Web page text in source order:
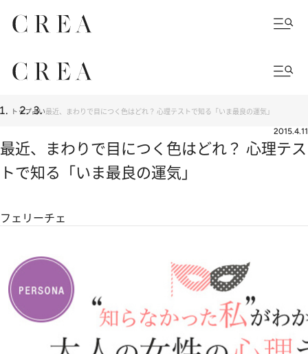
トップ占い最近、まわりで目につく色はどれ？ 心理テストで知る「いま最良の運気」
2015.4.11
最近、まわりで目につく色はどれ？ 心理テス
トで知る「いま最良の運気」
フェリーチェ